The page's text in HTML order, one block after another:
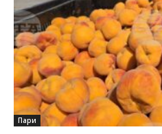
Пари